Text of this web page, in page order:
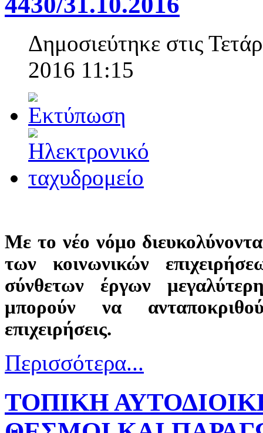
Δημοσιεύτηκε στις
2016 11:15
Με το νέο νόμο
των κοινωνικών
σύνθετων έργων
μπορούν να
επιχειρήσεις.
Περισσότερα...
ΤΟΠΙΚΗ